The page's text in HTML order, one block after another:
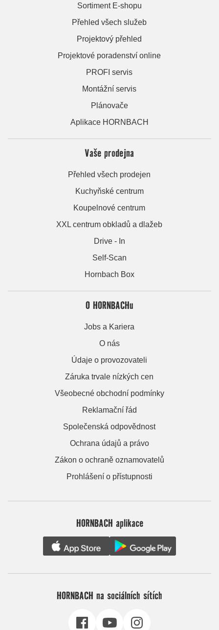
Sortiment E-shopu
Přehled všech služeb
Projektový přehled
Projektové poradenství online
PROFI servis
Montážní servis
Plánovače
Aplikace HORNBACH
Vaše prodejna
Přehled všech prodejen
Kuchyňské centrum
Koupelnové centrum
XXL centrum obkladů a dlažeb
Drive - In
Self-Scan
Hornbach Box
O HORNBACHu
Jobs a Kariera
O nás
Údaje o provozovateli
Záruka trvale nízkých cen
Všeobecné obchodní podmínky
Reklamační řád
Společenská odpovědnost
Ochrana údajů a právo
Zákon o ochraně oznamovatelů
Prohlášení o přístupnosti
HORNBACH aplikace
HORNBACH na sociálních sítích